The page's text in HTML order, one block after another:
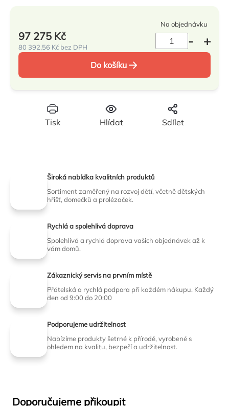
Tisk Hlídat Sdílet
Na objednávku
97 275 Kč
80 392,56 Kč bez DPH
Měrná
cena:
Do košíku
Široká nabídka kvalitních produktů
Sortiment zaměřený na rozvoj dětí, včetně dětských
hřišť, domečků a prolézaček.
Rychlá a spolehlivá doprava
Spolehlivá a rychlá doprava vašich objednávek až k
vám domů.
Zákaznický servis na prvním místě
Přátelská a rychlá podpora při každém nákupu. Každý
den od 9:00 do 20:00
Podporujeme udržitelnost
Nabízíme produkty šetrné k přírodě, vyrobené s
ohledem na kvalitu, bezpečí a udržitelnost.
Doporučujeme přikoupit